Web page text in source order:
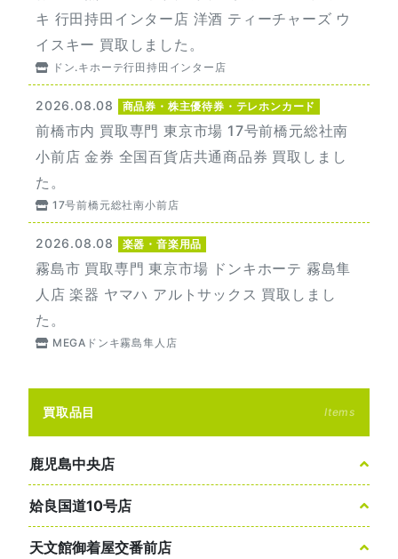
キ 行田持田インター店 洋酒 ティーチャーズ ウ
イスキー 買取しました。
ドン.キホーテ行田持田インター店
2026.08.08 商品券・株主優待券・テレホンカード
前橋市内 買取専門 東京市場 17号前橋元総社南
小前店 金券 全国百貨店共通商品券 買取しまし
た。
17号前橋元総社南小前店
2026.08.08 楽器・音楽用品
霧島市 買取専門 東京市場 ドンキホーテ 霧島隼
人店 楽器 ヤマハ アルトサックス 買取しまし
た。
MEGAドンキ霧島隼人店
買取品目 Items
鹿児島中央店
姶良国道10号店
天文館御着屋交番前店